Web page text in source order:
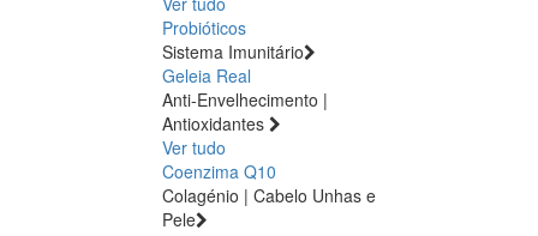
Probióticos
Sistema Imunitário
Geleia Real
Anti-Envelhecimento |
Antioxidantes
Ver tudo
Coenzima Q10
Colagénio | Cabelo Unhas e
Pele